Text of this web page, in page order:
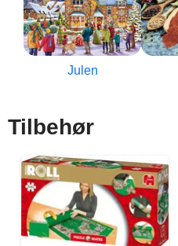
Julen
Tilbehør